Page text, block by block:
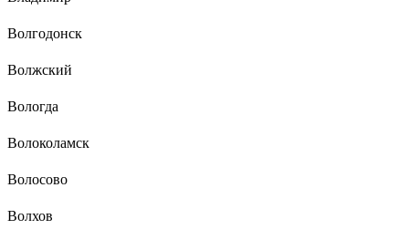
Волгодонск
Волжский
Вологда
Волоколамск
Волосово
Волхов